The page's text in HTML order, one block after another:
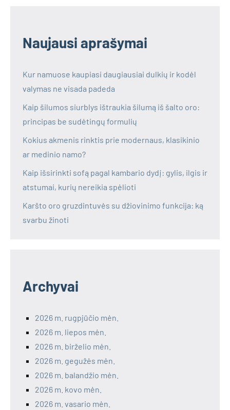
Naujausi aprašymai
Kur namuose kaupiasi daugiausiai dulkių ir kodėl
valymas ne visada padeda
Kaip šilumos siurblys ištraukia šilumą iš šalto oro:
principas be sudėtingų formulių
Kokius akmenis rinktis prie modernaus, klasikinio
ar medinio namo?
Kaip išsirinkti sofą pagal kambario dydį: gylis, ilgis ir
atstumai, kurių nereikia spėlioti
Karšto oro gruzdintuvės su džiovinimo funkcija: ką
svarbu žinoti
Archyvai
2026 m. rugpjūčio mėn.
2026 m. liepos mėn.
2026 m. birželio mėn.
2026 m. gegužės mėn.
2026 m. balandžio mėn.
2026 m. kovo mėn.
2026 m. vasario mėn.